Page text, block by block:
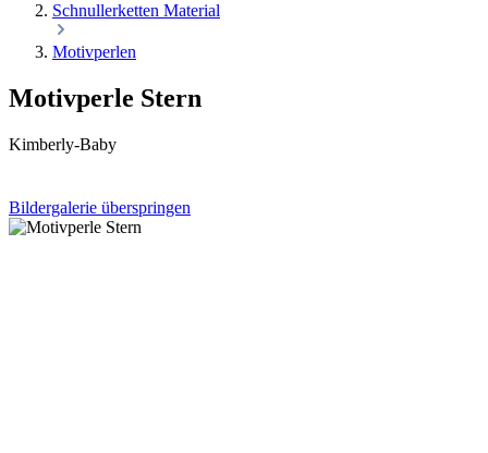
Schnullerketten Material
Motivperlen
Motivperle Stern
Kimberly-Baby
Bildergalerie überspringen